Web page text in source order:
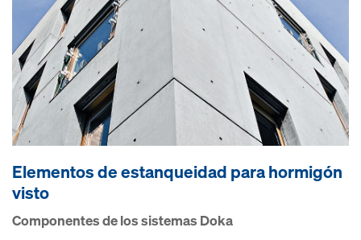
Elementos de estanqueidad para hormigón
visto
Componentes de los sistemas Doka